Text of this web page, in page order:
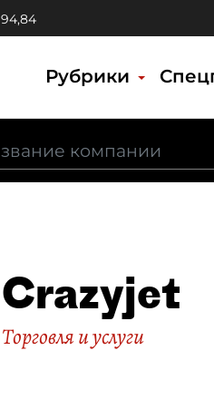
94,84
Рубрики
Crazyjet
Торговля и услуги